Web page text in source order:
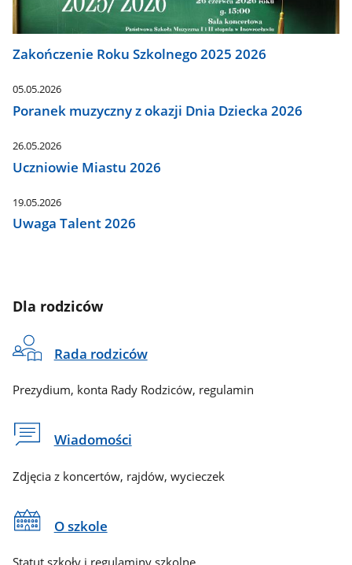
Zakończenie Roku Szkolnego 2025 2026
05.05.2026
Poranek muzyczny z okazji Dnia Dziecka 2026
26.05.2026
Uczniowie Miastu 2026
19.05.2026
Uwaga Talent 2026
Dla rodziców
Rada rodziców
Prezydium, konta Rady Rodziców, regulamin
Wiadomości
Zdjęcia z koncertów, rajdów, wycieczek
O szkole